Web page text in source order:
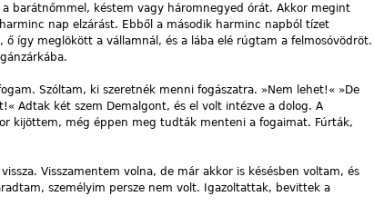
barátnőmmel, késtem vagy háromnegyed órát. Akkor megint
nap elzárást. Ebből a második harminc napból tízet
így meglökött a vállamnál, és a lába elé rúgtam a felmosóvödröt.
Szóltam, ki szeretnék menni fogászatra. »Nem lehet!« »De
Adtak két szem Demalgont, és el volt intézve a dolog. A
kijöttem, még éppen meg tudták menteni a fogaimat. Fúrták,
Visszamentem volna, de már akkor is késésben voltam, és
személyim persze nem volt. Igazoltattak, bevittek a